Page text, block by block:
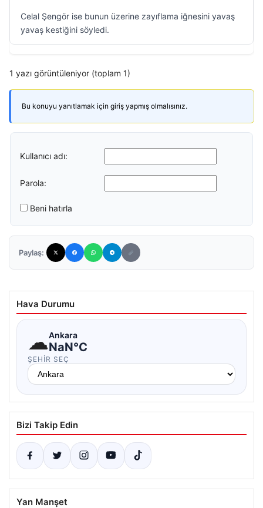
Celal Şengör ise bunun üzerine zayıflama iğnesini yavaş
yavaş kestiğini söyledi.
1 yazı görüntüleniyor (toplam 1)
Bu konuyu yanıtlamak için giriş yapmış olmalısınız.
Kullanıcı adı:
Parola:
Beni hatırla
Paylaş:
Hava Durumu
☁Ankara
NaN°C
ŞEHIR SEÇ
Bizi Takip Edin
Yan Manşet